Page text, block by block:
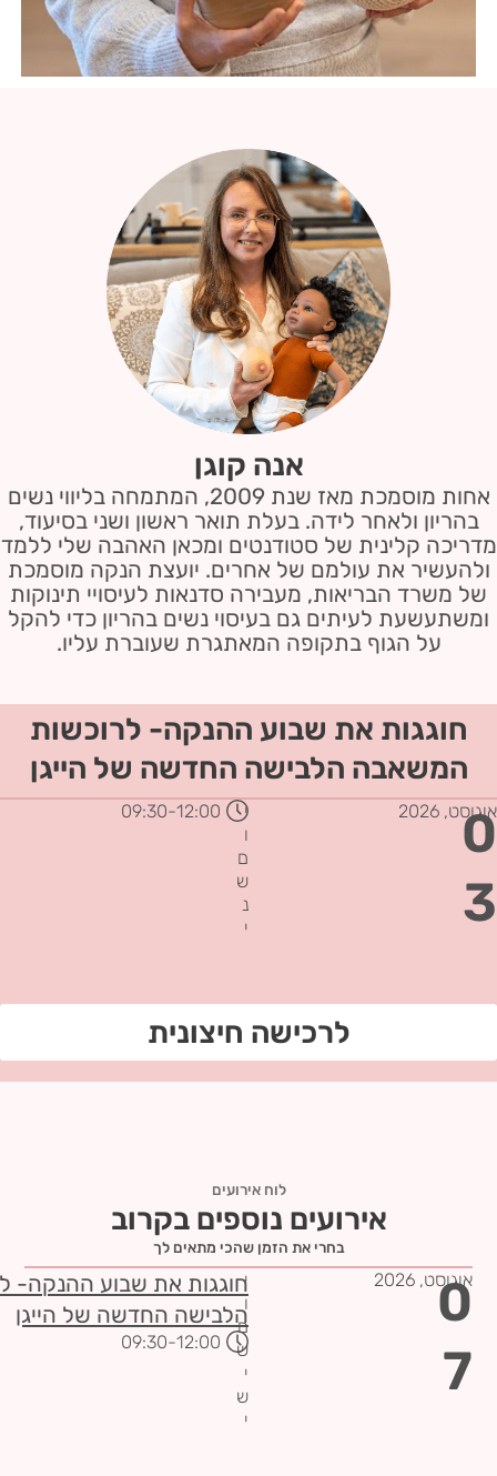
אנה קוגן
אחות מוסמכת מאז שנת 2009, המתמחה בליווי נשים
בהריון ולאחר לידה. בעלת תואר ראשון ושני בסיעוד,
מדריכה קלינית של סטודנטים ומכאן האהבה שלי ללמד
ולהעשיר את עולמם של אחרים. יועצת הנקה מוסמכת
של משרד הבריאות, מעבירה סדנאות לעיסויי תינוקות
ומשתעשעת לעיתים גם בעיסוי נשים בהריון כדי להקל
על הגוף בתקופה המאתגרת שעוברת עליו.
חוגגות את שבוע ההנקה- לרוכשות
המשאבה הלבישה החדשה של הייגן
0
3
אוגוסט, 2026
י
ו
ם
ש
נ
י
12:00
-09:30
לרכישה חיצונית
לוח אירועים
אירועים נוספים בקרוב
בחרי את הזמן שהכי מתאים לך
0
7
אוגוסט, 2026
י
ו
ם
ש
י
ש
י
חוגגות את שבוע ההנקה-
הלבישה החדשה של הייגן
12:00
-09:30